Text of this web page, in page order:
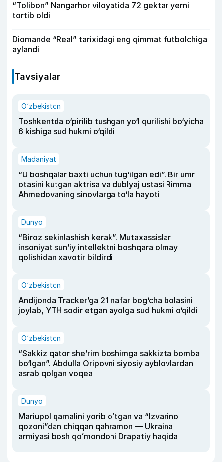
“Tolibon” Nangarhor viloyatida 72 gektar yerni
tortib oldi
Diomande “Real” tarixidagi eng qimmat futbolchiga
aylandi
Tavsiyalar
O‘zbekiston
Toshkentda o‘pirilib tushgan yo‘l qurilishi bo‘yicha
6 kishiga sud hukmi o‘qildi
Madaniyat
“U boshqalar baxti uchun tug‘ilgan edi”. Bir umr
otasini kutgan aktrisa va dublyaj ustasi Rimma
Ahmedovaning sinovlarga to‘la hayoti
Dunyo
“Biroz sekinlashish kerak”. Mutaxassislar
insoniyat sun’iy intellektni boshqara olmay
qolishidan xavotir bildirdi
O‘zbekiston
Andijonda Tracker’ga 21 nafar bog‘cha bolasini
joylab, YTH sodir etgan ayolga sud hukmi o‘qildi
O‘zbekiston
“Sakkiz qator she’rim boshimga sakkizta bomba
bo‘lgan”. Abdulla Oripovni siyosiy ayblovlardan
asrab qolgan voqea
Dunyo
Mariupol qamalini yorib oʻtgan va “Izvarino
qozoni”dan chiqqan qahramon — Ukraina
armiyasi bosh qoʻmondoni Drapatiy haqida